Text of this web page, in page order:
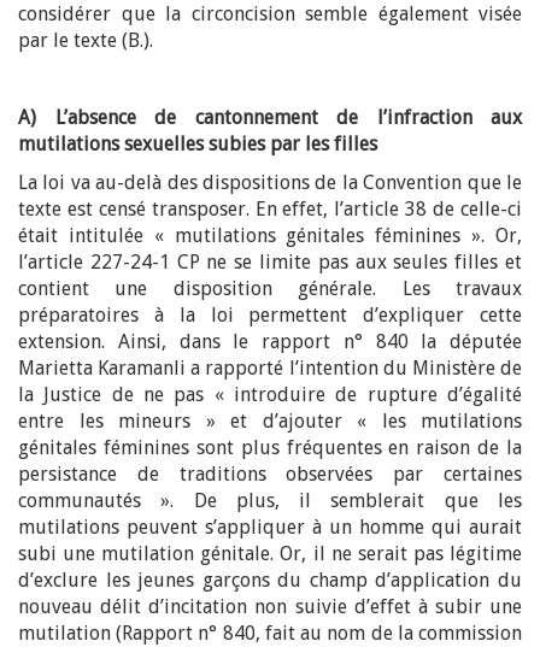
considérer que la circoncision semble également visée
par le texte (B.).
A) L’absence de cantonnement de l’infraction aux
mutilations sexuelles subies par les filles
La loi va au-delà des dispositions de la Convention que le
texte est censé transposer. En effet, l’article 38 de celle-ci
était intitulée « mutilations génitales féminines ». Or,
l’article 227-24-1 CP ne se limite pas aux seules filles et
contient une disposition générale. Les travaux
préparatoires à la loi permettent d’expliquer cette
extension. Ainsi, dans le rapport n° 840 la députée
Marietta Karamanli a rapporté l’intention du Ministère de
la Justice de ne pas « introduire de rupture d’égalité
entre les mineurs » et d’ajouter « les mutilations
génitales féminines sont plus fréquentes en raison de la
persistance de traditions observées par certaines
communautés ». De plus, il semblerait que les
mutilations peuvent s’appliquer à un homme qui aurait
subi une mutilation génitale. Or, il ne serait pas légitime
d’exclure les jeunes garçons du champ d’application du
nouveau délit d’incitation non suivie d’effet à subir une
mutilation (Rapport n° 840, fait au nom de la commission